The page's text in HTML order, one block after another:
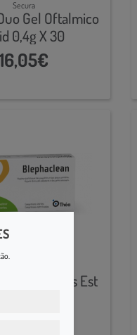
Secura
Gel Oftalmico
0,4g X 30
16,05€
Toalhetes Est